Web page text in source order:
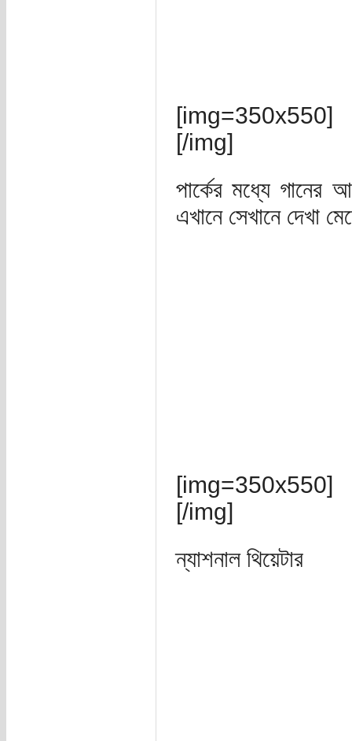
[img=350x550]
[/img]
পার্কের মধ্যে গানের
এখানে সেখানে দেখা
[img=350x550]
[/img]
ন্যাশনাল থিয়েটার